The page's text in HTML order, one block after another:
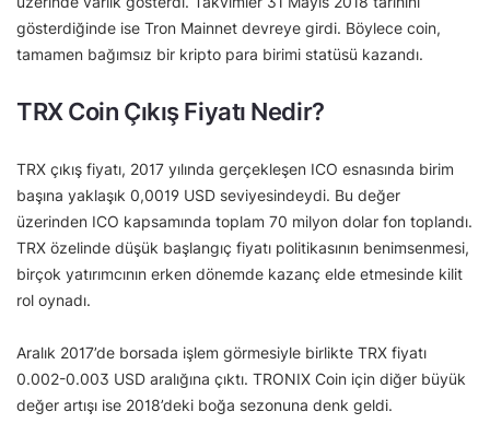
gösterdiğinde ise Tron Mainnet devreye girdi. Böylece coin,
tamamen bağımsız bir kripto para birimi statüsü kazandı.
TRX Coin Çıkış Fiyatı Nedir?
TRX çıkış fiyatı, 2017 yılında gerçekleşen ICO esnasında birim
başına yaklaşık 0,0019 USD seviyesindeydi. Bu değer
üzerinden ICO kapsamında toplam 70 milyon dolar fon toplandı.
TRX özelinde düşük başlangıç fiyatı politikasının benimsenmesi,
birçok yatırımcının erken dönemde kazanç elde etmesinde kilit
rol oynadı.
Aralık 2017’de borsada işlem görmesiyle birlikte TRX fiyatı
0.002-0.003 USD aralığına çıktı. TRONIX Coin için diğer büyük
değer artışı ise 2018’deki boğa sezonuna denk geldi.